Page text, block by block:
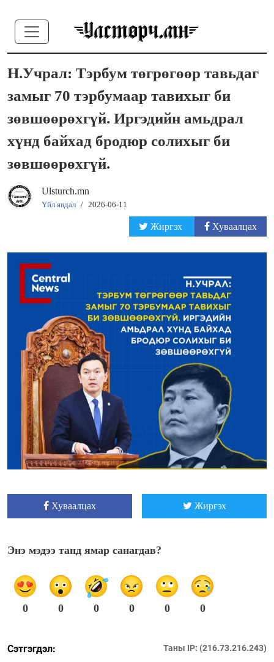
Н.Учрал: Тэрбум төгрөгөөр тавьдаг
замыг 70 тэрбумаар тавихыг би
зөвшөөрөхгүй. Иргэдийн амьдрал
хүнд байхад бродюр солихыг би
зөвшөөрөхгүй.
Ulsturch.mn
Үйл явдал / 2026-06-11
Жиргэх Хуваалцах
Хуваалцах Жиргэх
Энэ мэдээ танд ямар санагдав?
0 0 0 0 0 0
Сэтгэгдэл: Таны IP: (216.73.216.243)